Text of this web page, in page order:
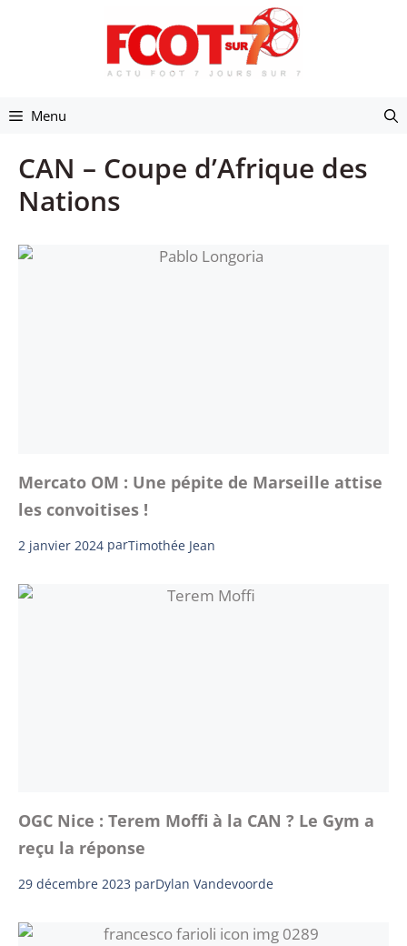
Menu
CAN – Coupe d’Afrique des
Nations
Mercato OM : Une pépite de Marseille attise
les convoitises !
2 janvier 2024 parTimothée Jean
OGC Nice : Terem Moffi à la CAN ? Le Gym a
reçu la réponse
29 décembre 2023 parDylan Vandevoorde